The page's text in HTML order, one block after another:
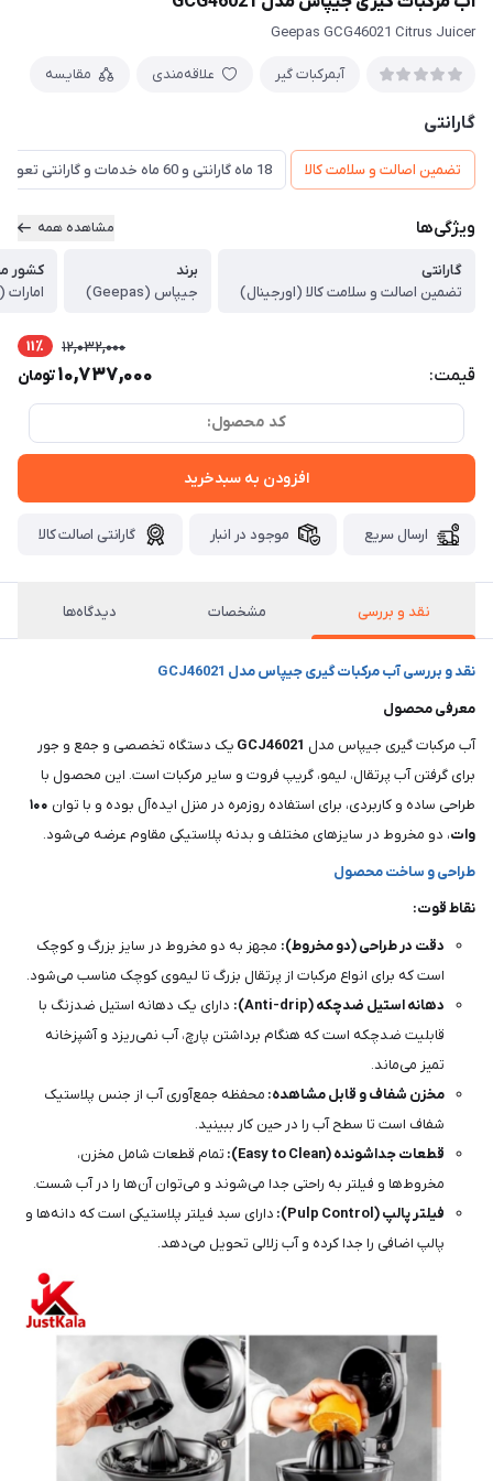
Geepas GCG46021 Citrus Juicer
آبمرکبات گیر علاقه‌مندی مقایسه
گارانتی
تضمین اصالت و سلامت کالا 18 ماه گارانتی و 60 ماه خدمات و گارانتی تعویض
ویژگی‌ها مشاهده همه
گارانتی
تضمین اصالت و سلامت کالا (اورجینال)
برند
جیپاس (Geepas)
کشور
قیمت:
12,032,000 11٪
10,737,000تومان
کد محصول:
افزودن به سبدخرید
ارسال سریع موجود در انبار گارانتی اصالت کالا
نقد و بررسی مشخصات دیدگاه‌ها
نقد و بررسی آب مرکبات گیری جیپاس مدل GCJ46021
معرفی محصول
آب مرکبات گیری جیپاس مدل GCJ46021 یک دستگاه تخصصی و جمع و جور
برای گرفتن آب پرتقال، لیمو، گریپ فروت و سایر مرکبات است. این محصول با
طراحی ساده و کاربردی، برای استفاده روزمره در منزل ایده‌آل بوده و با توان ۱۰۰
وات، دو مخروط در سایزهای مختلف و بدنه پلاستیکی مقاوم عرضه می‌شود.
طراحی و ساخت محصول
نقاط قوت:
دقت در طراحی (دو مخروط): مجهز به دو مخروط در سایز بزرگ و کوچک
است که برای انواع مرکبات از پرتقال بزرگ تا لیموی کوچک مناسب می‌شود.
دهانه استیل ضدچکه (Anti-drip):
دارای یک دهانه استیل ضدزنگ با
قابلیت ضدچکه است که هنگام برداشتن پارچ، آب نمی‌ریزد و آشپزخانه
تمیز می‌ماند.
مخزن شفاف و قابل مشاهده: محفظه جمع‌آوری آب از جنس پلاستیک
شفاف است تا سطح آب را در حین کار ببینید.
قطعات جداشونده (Easy to Clean):
تمام قطعات شامل مخزن،
مخروط‌ها و فیلتر به راحتی جدا می‌شوند و می‌توان آن‌ها را در آب شست.
فیلتر پالپ (Pulp Control):
دارای سبد فیلتر پلاستیکی است که دانه‌ها و
پالپ اضافی را جدا کرده و آب زلالی تحویل می‌دهد.